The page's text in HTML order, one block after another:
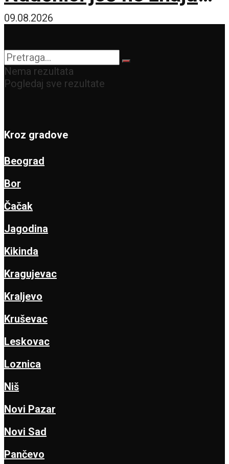
šta ga je nateralo da se
okrene
09.08.2026
Nema rezultata
Pogledaj sve rezultate
Kroz gradove
Beograd
Bor
Čačak
Jagodina
Kikinda
Kragujevac
Kraljevo
Kruševac
Leskovac
Loznica
Niš
Novi Pazar
Novi Sad
Pančevo